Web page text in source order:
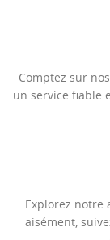
Comptez sur
un service fiable
Explorez notre
aisément,